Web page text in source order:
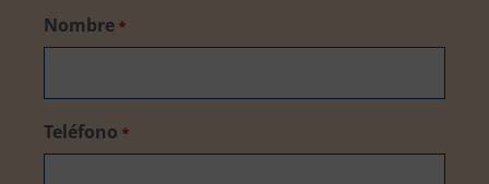
Nombre *
Teléfono *